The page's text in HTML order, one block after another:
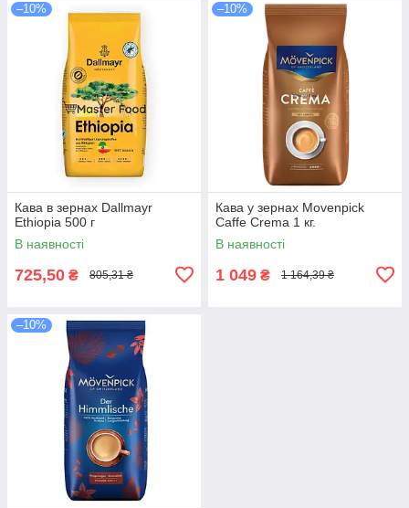
–10%
Кава в зернах Dallmayr
Ethiopia 500 г
В наявності
725,50 ₴ 805,31 ₴
–10%
Кава у зернах Movenpick
Caffe Crema 1 кг.
В наявності
1 049 ₴ 1 164,39 ₴
–10%